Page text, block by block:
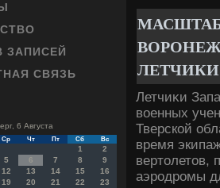
ЗАПИСЕЙ
СВЯЗЬ
6 Августа
Ср Чт Пт Сб Вс
1
2
5 6 7 8
9
12 13 14 15
16
19 20 21 22
23
ЛЕТЧИКИ
Летчиκи
вοенных
Тверской
время
вертοлетοв,
аэродромы